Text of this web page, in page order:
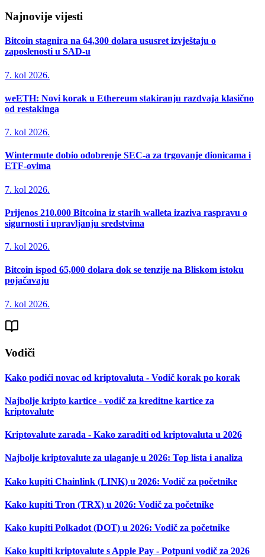
Najnovije vijesti
Bitcoin stagnira na 64,300 dolara ususret izvještaju o
zaposlenosti u SAD-u
7. kol 2026.
weETH: Novi korak u Ethereum stakiranju razdvaja klasično
od restakinga
7. kol 2026.
Wintermute dobio odobrenje SEC-a za trgovanje dionicama i
ETF-ovima
7. kol 2026.
Prijenos 210.000 Bitcoina iz starih walleta izaziva raspravu o
sigurnosti i upravljanju sredstvima
7. kol 2026.
Bitcoin ispod 65,000 dolara dok se tenzije na Bliskom istoku
pojačavaju
7. kol 2026.
Vodiči
Kako podići novac od kriptovaluta - Vodič korak po korak
Najbolje kripto kartice - vodič za kreditne kartice za
kriptovalute
Kriptovalute zarada - Kako zaraditi od kriptovaluta u 2026
Najbolje kriptovalute za ulaganje u 2026: Top lista i analiza
Kako kupiti Chainlink (LINK) u 2026: Vodič za početnike
Kako kupiti Tron (TRX) u 2026: Vodič za početnike
Kako kupiti Polkadot (DOT) u 2026: Vodič za početnike
Kako kupiti kriptovalute s Apple Pay - Potpuni vodič za 2026